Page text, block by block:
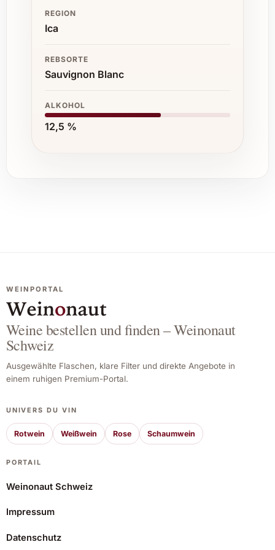
Dankeschön für Kunden und
Geschäftspartner.
Weinkeller
lebendigen Weißwein bereichern möchte,
findet mit diesem Wein eine attraktive
Ergänzung.
REGION
Ica
REBSORTE
Sauvignon Blanc
ALKOHOL
12,5 %
WEINPORTAL
Weine bestellen und finden – Weinonaut
Schweiz
Ausgewählte Flaschen, klare Filter und direkte Angebote in
einem ruhigen Premium-Portal.
UNIVERS DU VIN
Rotwein Weißwein Rose Schaumwein
PORTAIL
Weinonaut Schweiz
Impressum
Datenschutz